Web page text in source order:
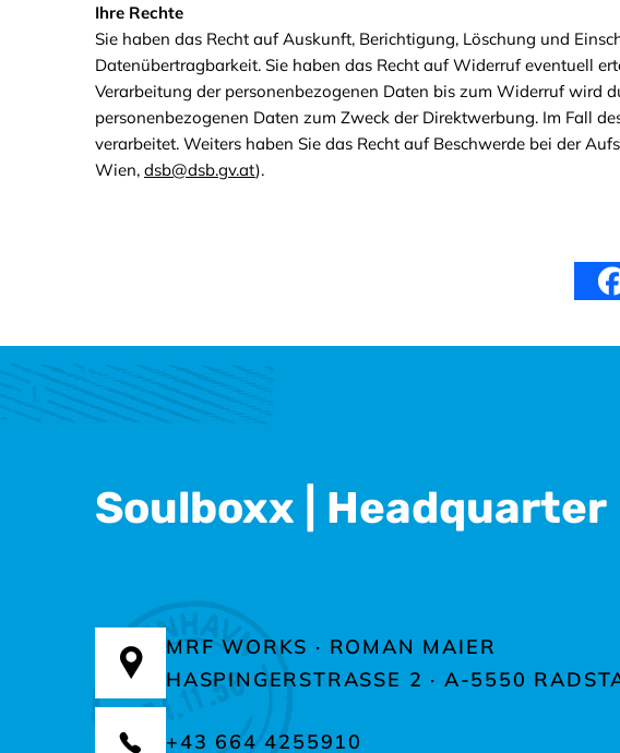
Ihre Rechte
Sie haben das Recht auf Auskunft, Berichtigung, Löschung und
Datenübertragbarkeit. Sie haben das Recht auf Widerruf eventuell
Verarbeitung der personenbezogenen Daten bis zum Widerruf wird
personenbezogenen Daten zum Zweck der Direktwerbung. Im Fall
verarbeitet. Weiters haben Sie das Recht auf Beschwerde bei der
Wien, dsb@dsb.gv.at).
Soulboxx | Headquarter
MRF WORKS · ROMAN MAIER
HASPINGERSTRASSE 2 · A-5550
+43 664 4255910